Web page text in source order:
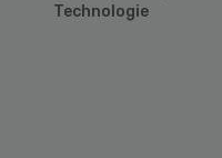
Technologie